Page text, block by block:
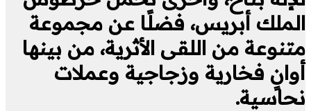
الملك أبريس، فضلًا عن مجموعة
متنوعة من اللقى الأثرية، من بينها
أوانٍ فخارية وزجاجية وعملات
نحاسية.